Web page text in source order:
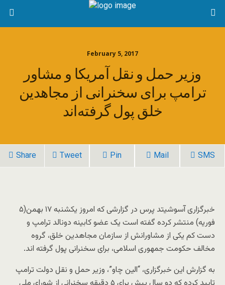
February 5, 2017
وزیر حمل و نقل آمریکا و مشاور
ترامپ برای سخنرانی از مجاهدین
خلق پول گرفته‌اند
Share Tweet Pin Mail SMS
خبرگزاری آسوشیتد پرس در گزارشی که امروز یکشنبه ۱۷ بهمن(۵
فوریه) منتشر کرده گفته است یک عضو کابینه دونالد ترامپ و
دست کم یکی از مشاورانش از سازمان مجاهدین خلق، گروه
مخالف حکومت جمهوری اسلامی، برای سخنرانی پول گرفته اند.
به گزارش این خبرگزاری، “الین چاو”، وزیر حمل و نقل دولت ترامپ